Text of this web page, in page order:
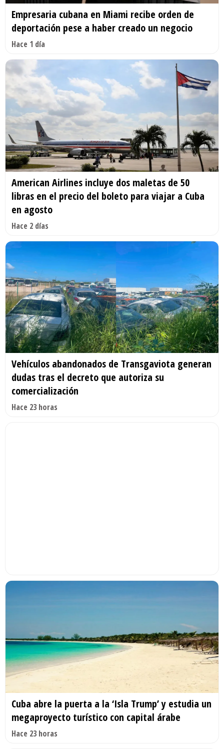
Empresaria cubana en Miami recibe orden de
deportación pese a haber creado un negocio
Hace 1 día
American Airlines incluye dos maletas de 50
libras en el precio del boleto para viajar a Cuba
en agosto
Hace 2 días
Vehículos abandonados de Transgaviota generan
dudas tras el decreto que autoriza su
comercialización
Hace 23 horas
Cuba abre la puerta a la ‘Isla Trump’ y estudia un
megaproyecto turístico con capital árabe
Hace 23 horas